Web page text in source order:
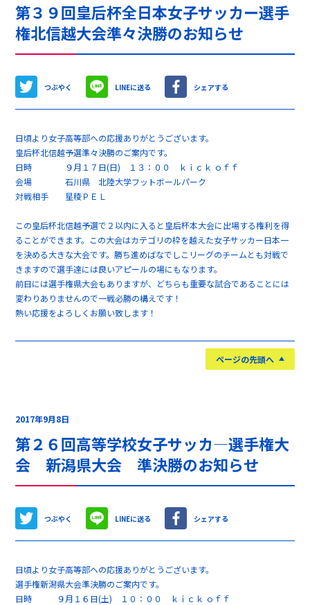
第３９回皇后杯全日本女子サッカー選手
権北信越大会準々決勝のお知らせ
つぶやく LINEに送る シェアする
日頃より女子高等部への応援ありがとうございます。
皇后杯北信越予選準々決勝のご案内です。
日時 ９月１７日(日) １３：００ ｋｉｃｋ ｏｆｆ
会場 石川県 北陸大学フットボールパーク
対戦相手 星稜ＰＥＬ
この皇后杯北信越予選で２以内に入ると皇后杯本大会に出場する権利を得
ることができます。この大会はカテゴリの枠を越えた女子サッカー日本一
を決める大きな大会です。勝ち進めばなでしこリーグのチームとも対戦で
きますので選手達には良いアピールの場にもなります。
前日には選手権県大会もありますが、どちらも重要な試合であることには
変わりありませんので一戦必勝の構えです！
熱い応援をよろしくお願い致します！
ページの先頭へ
2017年9月8日
第２６回高等学校女子サッカ―選手権大
会 新潟県大会 準決勝のお知らせ
つぶやく LINEに送る シェアする
日頃より女子高等部への応援ありがとうございます。
選手権新潟県大会準決勝のご案内です。
日時 ９月１６日(土) １０：００ ｋｉｃｋ ｏｆｆ